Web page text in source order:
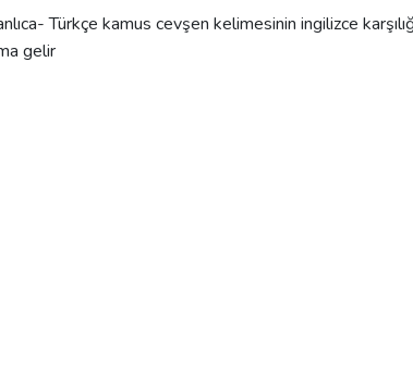
Türkçe kamus cevşen kelimesinin ingilizce
gelir